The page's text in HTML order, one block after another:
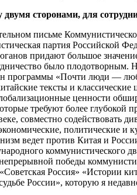
сторонами, для
письме
партия Российской
придают большое
было плодотворным.
программы «Почти люди —
тексты и
ценности
требуют более
совместно содействовать
политические
ведет против Китая и
коммунистического
победы
Россия» «Истории
России», которую я